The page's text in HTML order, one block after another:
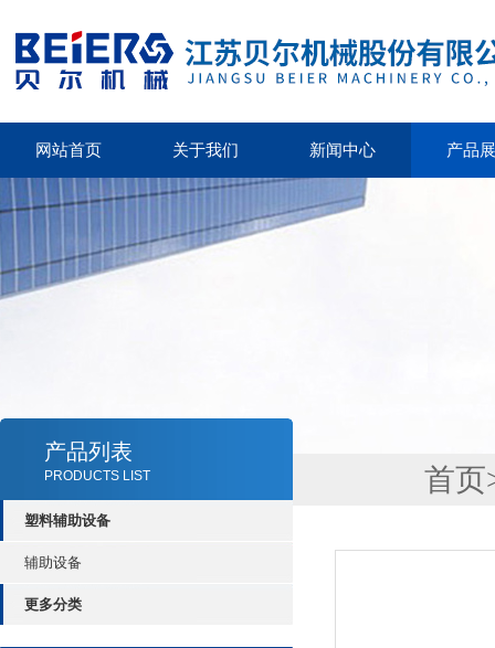
网站首页 关于我们 新闻中心 产品
产品列表
PRODUCTS LIST
塑料辅助设备
辅助设备
更多分类
首页